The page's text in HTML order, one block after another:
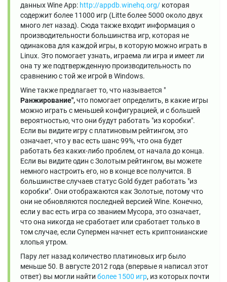
данных Wine App: http://appdb.winehq.org/ которая
содержит более 11000 игр (Litte более 5000 около двух
много лет назад). Сюда также входит информация о
производительности большинства игр, которая не
одинакова для каждой игры, в которую можно играть в
Linux. Это помогает узнать, играема ли игра и имеет ли
она ту же подтвержденную производительность по
сравнению с той же игрой в Windows.
Wine также предлагает то, что называется "
Ранжирование",что помогает определить, в какие игры
можно играть с меньшей конфигурацией, и с большей
вероятностью, что они будут работать "из коробки".
Если вы видите игру с платиновым рейтингом, это
означает, что у вас есть шанс 99%, что она будет
работать без каких-либо проблем, от начала до конца.
Если вы видите один с Золотым рейтингом, вы можете
немного настроить его, но в конце все получится. В
большинстве случаев статус Gold будет работать "из
коробки". Они отображаются как Золотые, потому что
они не обновляются последней версией Wine. Конечно,
если у вас есть игра со званием Мусора, это означает,
что она никогда не сработает или сработает только в
том случае, если Супермен начнет есть криптонианские
хлопья утром.
Пару лет назад количество платиновых игр было
меньше 50. В августе 2012 года (впервые я написал этот
ответ) вы могли найти более 1500 игр, из которых почти